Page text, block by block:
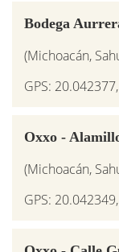
Bodega
(Michoacán,
GPS:
Oxxo -
(Michoacán,
GPS: